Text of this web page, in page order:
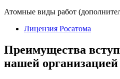
Атомные виды работ
Лицензия Росатома
Преимущества
нашей организацией